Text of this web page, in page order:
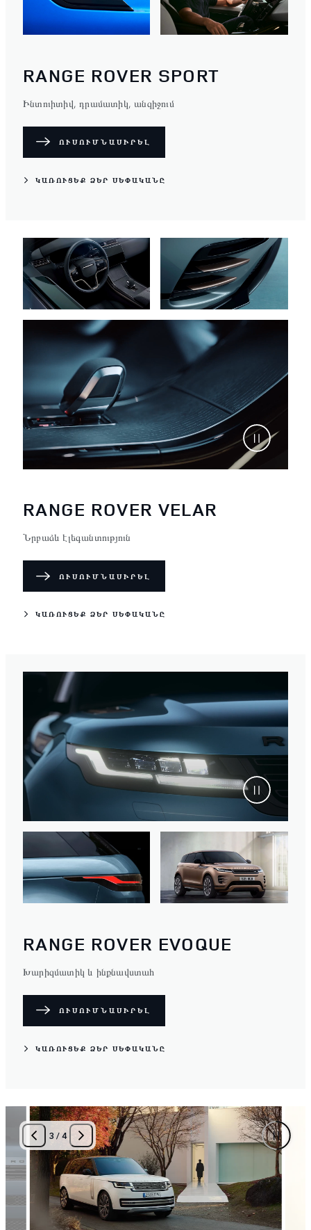
RANGE ROVER SPORT
Ինտուիտիվ, դրամատիկ, անզիջում
ՈՒՍՈՒՄՆԱՍԻՐԵԼ
ԿԱՌՈՒՑԵՔ ՁԵՐ ՍԵՓԱԿԱՆԸ
RANGE ROVER VELAR
Նրբաձև էլեգանտություն
ՈՒՍՈՒՄՆԱՍԻՐԵԼ
ԿԱՌՈՒՑԵՔ ՁԵՐ ՍԵՓԱԿԱՆԸ
RANGE ROVER EVOQUE
Խարիզմատիկ և ինքնավստահ
ՈՒՍՈՒՄՆԱՍԻՐԵԼ
ԿԱՌՈՒՑԵՔ ՁԵՐ ՍԵՓԱԿԱՆԸ
4/4